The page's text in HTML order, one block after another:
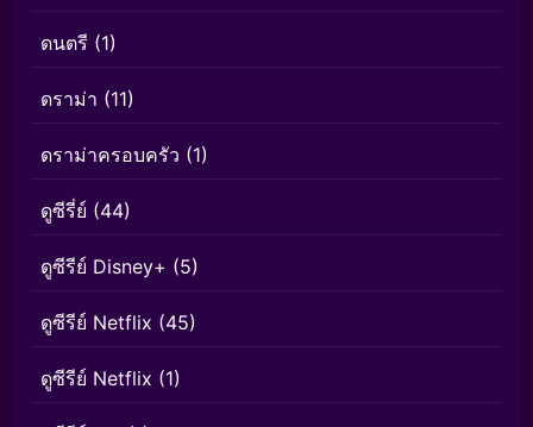
ดนตรี (1)
ดราม่า (11)
ดราม่าครอบครัว (1)
ดูซีรี่ย์ (44)
ดูซีรีย์ Disney+ (5)
ดูซีรีย์ Netflix (45)
ดูซีรีย์ Netflix (1)